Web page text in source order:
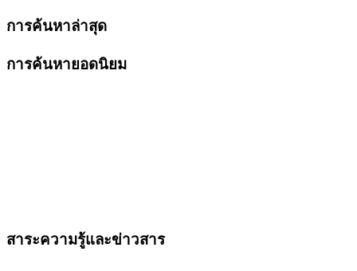
การค้นหาล่าสุด
การค้นหายอดนิยม
สาระความรู้และข่าวสาร